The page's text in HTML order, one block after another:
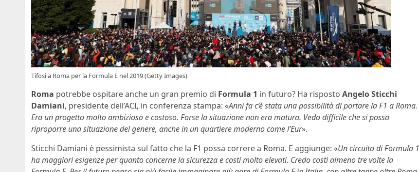
Tifosi a Roma per la Formula E nel 2019 (Getty Images)
Roma potrebbe ospitare anche un gran premio di Formula 1 in futuro? Ha risposto Angelo Sticchi
Damiani, presidente dell’ACI, in conferenza stampa: «Anni fa c’è stata una possibilità di portare la F1 a Roma.
Era un progetto molto ambizioso e costoso. Forse la situazione non era matura. Vedo difficile che si possa
riproporre una situazione del genere, anche in un quartiere moderno come l’Eur».
Sticchi Damiani è pessimista sul fatto che la F1 possa correre a Roma. E aggiunge: «Un circuito di Formula 1
ha maggiori esigenze per quanto concerne la sicurezza e costi molto elevati. Credo costi almeno tre volte la